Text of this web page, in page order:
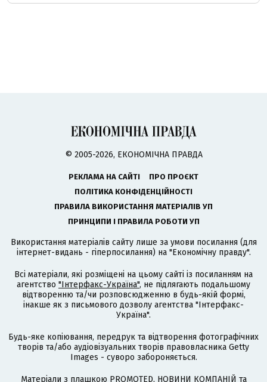
© 2005-2026, ЕКОНОМІЧНА ПРАВДА
РЕКЛАМА НА САЙТІ
ПРО ПРОЄКТ
ПОЛІТИКА КОНФІДЕНЦІЙНОСТІ
ПРАВИЛА ВИКОРИСТАННЯ МАТЕРІАЛІВ УП
ПРИНЦИПИ І ПРАВИЛА РОБОТИ УП
Використання матеріалів сайту лише за умови посилання (для
інтернет-видань - гіперпосилання) на "Економічну правду".
Всі матеріали, які розміщені на цьому сайті із посиланням на
агентство "Інтерфакс-Україна", не підлягають подальшому
відтворенню та/чи розповсюдженню в будь-якій формі,
інакше як з письмового дозволу агентства "Інтерфакс-
Україна".
Будь-яке копіювання, передрук та відтворення фотографічних
творів та/або аудіовізуальних творів правовласника Getty
Images - суворо забороняється.
Матеріали з плашкою PROMOTED, НОВИНИ КОМПАНІЙ та